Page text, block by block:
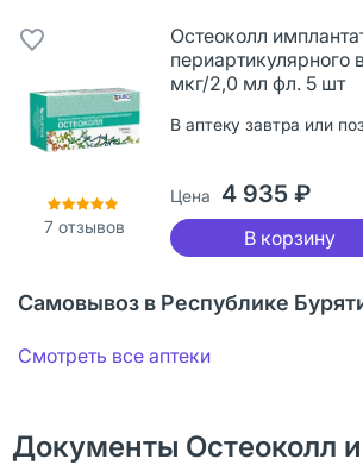
7 отзывов
Остеоколл
периартикулярного
мкг/2,0 мл фл. 5 шт
В аптеку завтра или
Цена 4 935 ₽
В корзину
Самовывоз в Республике
Смотреть все аптеки
Документы Остеоколл